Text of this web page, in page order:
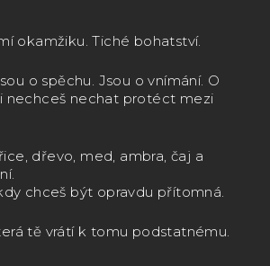
okamžiku. Tiché bohatství.
o spěchu. Jsou o vnímání. O
nechceš nechat protéct mezi
dřevo, med, ambra, čaj a
chceš být opravdu přítomná.
tě vrátí k tomu podstatnému.